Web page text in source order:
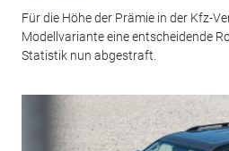
Für die Höhe der Prämie in der Kfz-
Modellvariante eine entscheidende
Statistik nun abgestraft.